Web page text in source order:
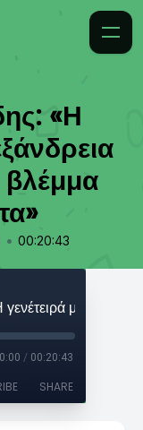
«Η
βλέμμα
• 00:20:43
/ 00:20:43
SHARE